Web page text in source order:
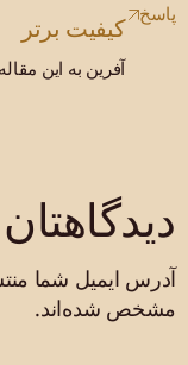
کیفیت برتر
آفرین به این
پاسخ
آدرس ایمیل شما
مشخص شده‌اند.